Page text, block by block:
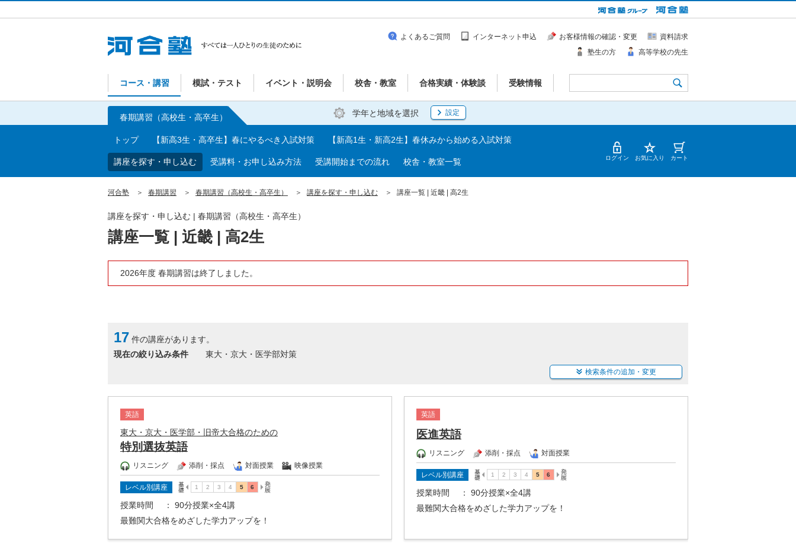
コース・講習 模試・テスト イベント・説明会 校舎・教室 合格実績・体験談 受験情報
よくあるご質問 インターネット申込 お客様情報の確認・変更
資料請求
塾生の方
高等学校の先生
学年と地域を選択 設定
春期講習（高校生・高卒生）
トップ 【新高3生・高卒生】春にやるべき入試対策 【新高1生・新高2生】春休みから始める入試対策
講座を探す・申し込む 受講料・お申し込み方法 受講開始までの流れ 校舎・教室一覧 ログイン お気に入り カート
河合塾 春期講習 春期講習（高校生・高卒生） 講座を探す・申し込む 講座一覧 | 近畿 | 高2生
講座一覧 | 近畿 | 高2生
講座を探す・申し込む | 春期講習（高校生・高卒生）
2026年度 春期講習は終了しました。
17 件の講座があります。
現在の絞り込み条件
東大・京大・医学部対策
検索条件の追加・変更
英語
東大・京大・医学部・旧帝大合格のための
特別選抜英語
リスニング 添削・採点 対面授業 映像授業
レベル別講座
授業時間
： 90分授業×全4講
最難関大合格をめざした学力アップを！
英語
医進英語
リスニング 添削・採点 対面授業
レベル別講座
授業時間
： 90分授業×全4講
最難関大合格をめざした学力アップを！